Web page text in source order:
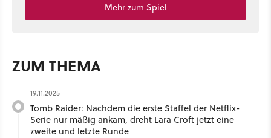
Mehr zum Spiel
ZUM THEMA
19.11.2025
Tomb Raider: Nachdem die erste Staffel der Netflix-
Serie nur mäßig ankam, dreht Lara Croft jetzt eine
zweite und letzte Runde